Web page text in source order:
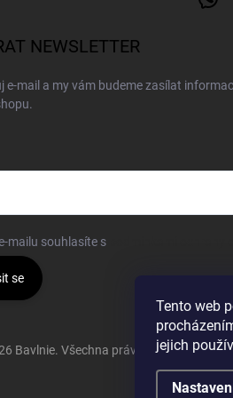
Tento web
jejich
NEWSLETTER
e-mail a my vám budeme zasílat
mailu souhlasíte s
se
Bavlnie. Všechna práva vyhrazena.